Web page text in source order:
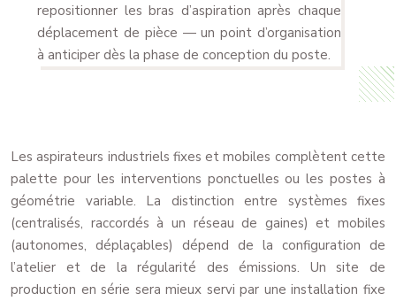
repositionner les bras d’aspiration après chaque
déplacement de pièce — un point d’organisation
à anticiper dès la phase de conception du poste.
Les aspirateurs industriels fixes et mobiles complètent cette
palette pour les interventions ponctuelles ou les postes à
géométrie variable. La distinction entre systèmes fixes
(centralisés, raccordés à un réseau de gaines) et mobiles
(autonomes, déplaçables) dépend de la configuration de
l’atelier et de la régularité des émissions. Un site de
production en série sera mieux servi par une installation fixe